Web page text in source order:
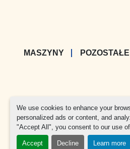
We use cookies to enhance your
personalized ads or content, and
"Accept All", you consent to our use of
Accept Decline Learn more
MASZYNY